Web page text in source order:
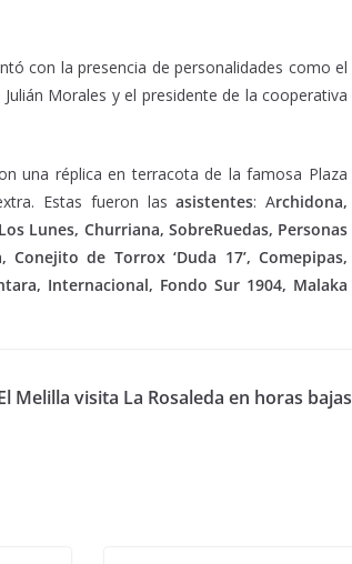
con la presencia de personalidades como el
Morales y el presidente de la cooperativa
una réplica en terracota de la famosa Plaza
Estas fueron lasasistentes: Archidona,
Lunes, Churriana, SobreRuedas, Personas
de Torrox ‘Duda 17’, Comepipas,
Internacional, Fondo Sur 1904, Malaka
Melilla visita La Rosaleda en horas bajas